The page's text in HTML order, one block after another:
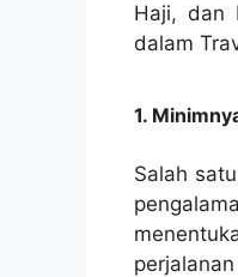
Haji, dan
dalam
1.
Salah